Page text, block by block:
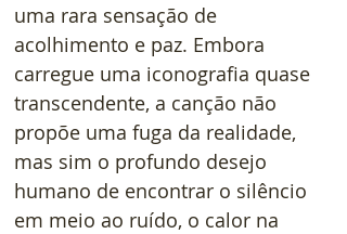
uma rara sensação de
acolhimento e paz. Embora
carregue uma iconografia quase
transcendente, a canção não
propõe uma fuga da realidade,
mas sim o profundo desejo
humano de encontrar o silêncio
em meio ao ruído, o calor na